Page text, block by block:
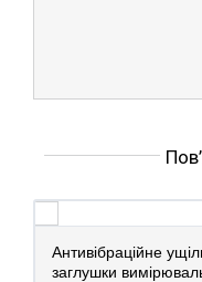
Антивібраційне
заглушки